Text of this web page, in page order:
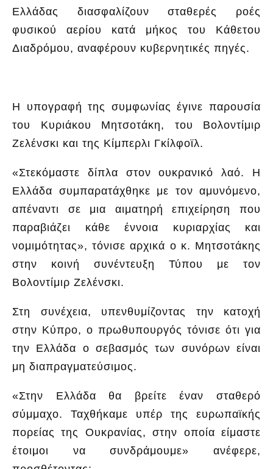
Ελλάδας διασφαλίζουν σταθερές ροές
φυσικού αερίου κατά μήκος του Κάθετου
Διαδρόμου, αναφέρουν κυβερνητικές πηγές.
Η υπογραφή της συμφωνίας έγινε παρουσία
του Κυριάκου Μητσοτάκη, του Βολοντίμιρ
Ζελένσκι και της Κίμπερλι Γκίλφοϊλ.
«Στεκόμαστε δίπλα στον ουκρανικό λαό. Η
Ελλάδα συμπαρατάχθηκε με τον αμυνόμενο,
απέναντι σε μια αιματηρή επιχείρηση που
παραβιάζει κάθε έννοια κυριαρχίας και
νομιμότητας», τόνισε αρχικά ο κ. Μητσοτάκης
στην κοινή συνέντευξη Τύπου με τον
Βολοντίμιρ Ζελένσκι.
Στη συνέχεια, υπενθυμίζοντας την κατοχή
στην Κύπρο, ο πρωθυπουργός τόνισε ότι για
την Ελλάδα ο σεβασμός των συνόρων είναι
μη διαπραγματεύσιμος.
«Στην Ελλάδα θα βρείτε έναν σταθερό
σύμμαχο. Ταχθήκαμε υπέρ της ευρωπαϊκής
πορείας της Ουκρανίας, στην οποία είμαστε
έτοιμοι να συνδράμουμε» ανέφερε,